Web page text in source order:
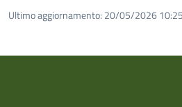
Ultimo aggiornamento: 20/05/2026